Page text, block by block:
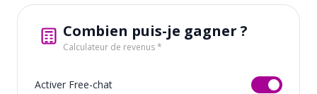
Combien puis-je gagner ?
Calculateur de revenus *
Activer Free-chat